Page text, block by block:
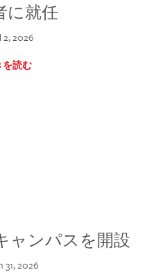
に就任
2, 2026
を読む
ャンパスを開設
31, 2026